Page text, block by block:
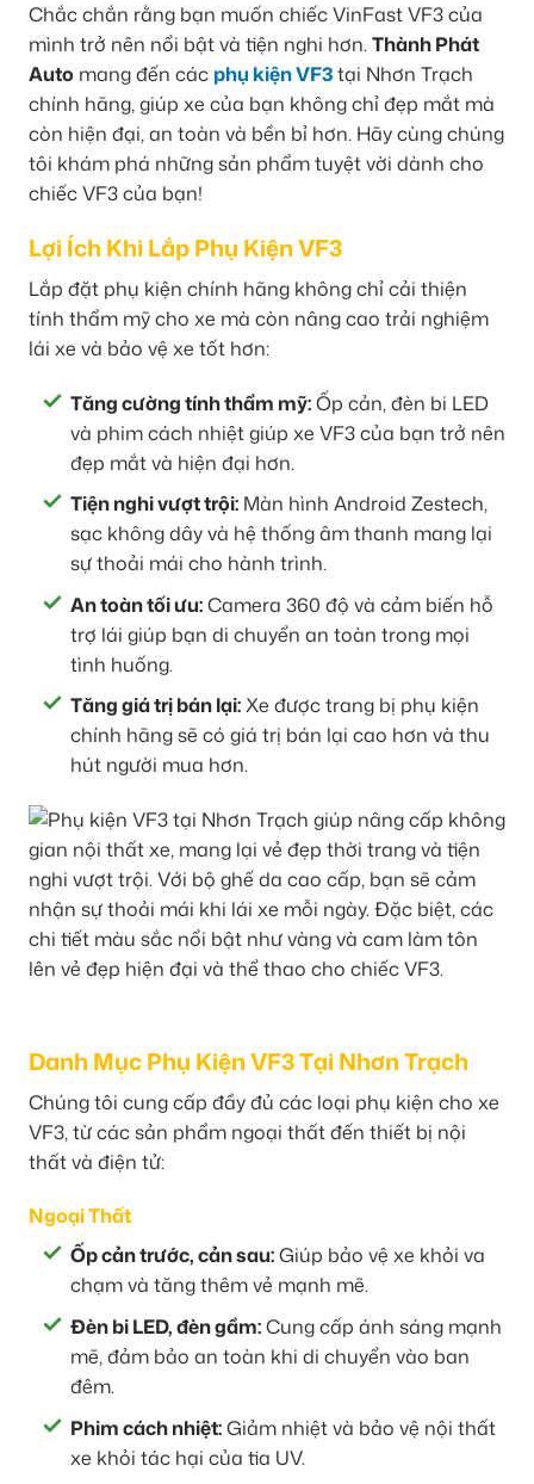
Chắc chắn rằng bạn muốn chiếc VinFast VF3 của
mình trở nên nổi bật và tiện nghi hơn.Thành Phát
Auto mang đến các phụ kiện VF3tại Nhơn Trạch
chính hãng, giúp xe của bạn không chỉ đẹp mắt mà
còn hiện đại, an toàn và bền bỉ hơn. Hãy cùng chúng
tôi khám phá những sản phẩm tuyệt vời dành cho
chiếc VF3 của bạn!
Lợi Ích Khi Lắp Phụ Kiện VF3
Lắp đặt phụ kiện chính hãng không chỉ cải thiện
tính thẩm mỹ cho xe mà còn nâng cao trải nghiệm
lái xe và bảo vệ xe tốt hơn:
Tăng cường tính thẩm mỹ:Ốp cản, đèn bi LED
và phim cách nhiệt giúp xe VF3 của bạn trở nên
đẹp mắt và hiện đại hơn.
Tiện nghi vượt trội: Màn hình Android Zestech,
sạc không dây và hệ thống âm thanh mang lại
sự thoải mái cho hành trình.
An toàn tối ưu:Camera 360 độ và cảm biến hỗ
trợ lái giúp bạn di chuyển an toàn trong mọi
tình huống.
Tăng giá trị bán lại:Xe được trang bị phụ kiện
chính hãng sẽ có giá trị bán lại cao hơn và thu
hút người mua hơn.
Danh Mục Phụ Kiện VF3 Tại Nhơn Trạch
Chúng tôi cung cấp đầy đủ các loại phụ kiện cho xe
VF3, từ các sản phẩm ngoại thất đến thiết bị nội
thất và điện tử:
Ngoại Thất
Ốp cản trước, cản sau:Giúp bảo vệ xe khỏi va
chạm và tăng thêm vẻ mạnh mẽ.
Đèn bi LED, đèn gầm:Cung cấp ánh sáng mạnh
mẽ, đảm bảo an toàn khi di chuyển vào ban
đêm.
Phim cách nhiệt:Giảm nhiệt và bảo vệ nội thất
xe khỏi tác hại của tia UV.